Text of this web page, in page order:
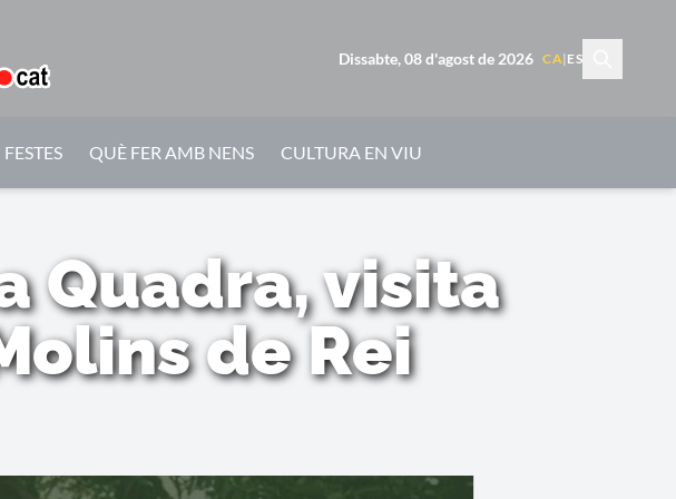
Dissabte, 08 d'agost de 2026 CA| ES
QUÈ FER AMB NENS CULTURA EN VIU
Quadra, visita
de Rei